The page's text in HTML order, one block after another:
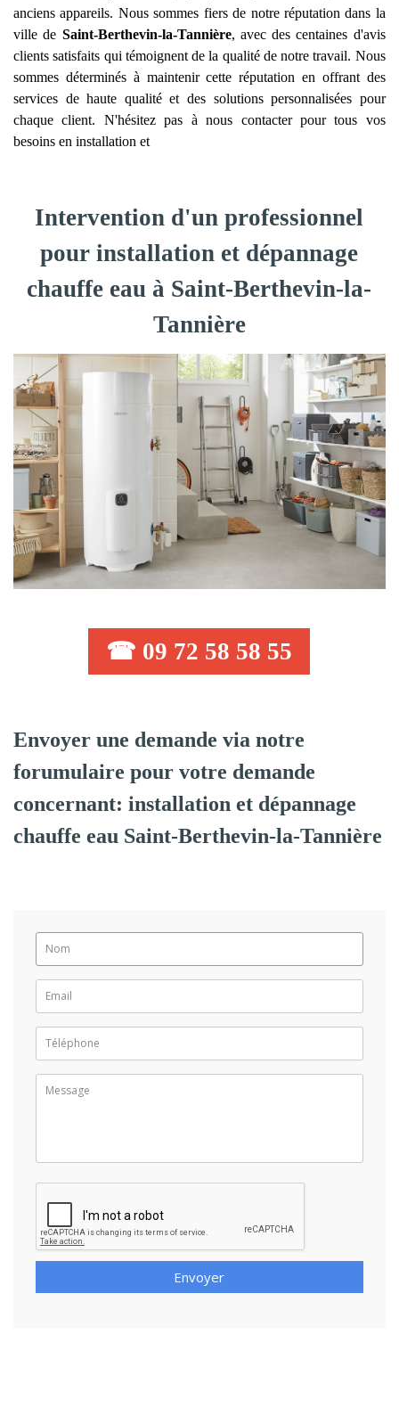
anciens appareils. Nous sommes fiers de notre réputation dans la
ville de Saint-Berthevin-la-Tannière, avec des centaines d'avis
clients satisfaits qui témoignent de la qualité de notre travail. Nous
sommes déterminés à maintenir cette réputation en offrant des
services de haute qualité et des solutions personnalisées pour
chaque client. N'hésitez pas à nous contacter pour tous vos
besoins en installation et
Intervention d'un professionnel
pour installation et dépannage
chauffe eau à Saint-Berthevin-la-
Tannière
☎ 09 72 58 58 55
Envoyer une demande via notre
forumulaire pour votre demande
concernant: installation et dépannage
chauffe eau Saint-Berthevin-la-Tannière
Envoyer